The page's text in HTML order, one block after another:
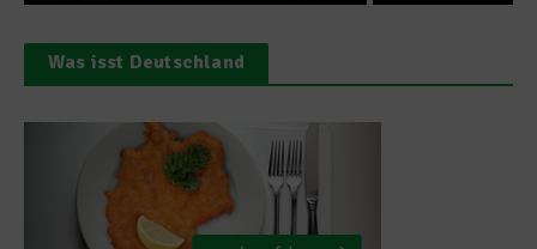
Was isst Deutschland